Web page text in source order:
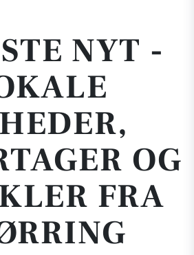
NYT -
OG
FRA